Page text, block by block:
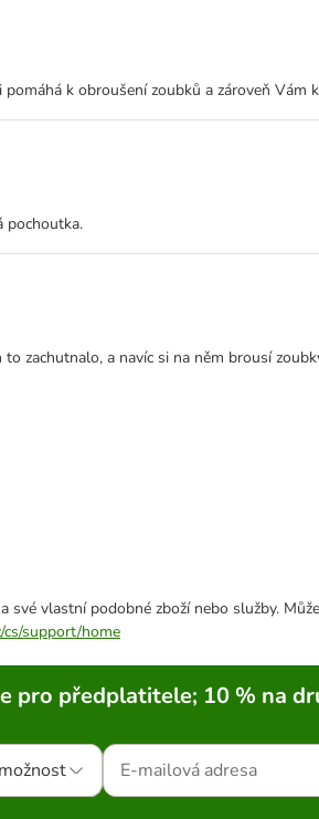
k obroušení zoubků a zároveň
pochoutka.
zachutnalo, a navíc si na něm brousí
vlastní podobné zboží nebo služby.
cs/support/home
pro předplatitele; 10 % na